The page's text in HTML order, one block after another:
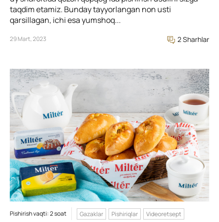
taqdim etamiz. Bunday tayyorlangan non usti
qarsillagan, ichi esa yumshoq...
29 Mart, 2023 2 Sharhlar
Pishirish vaqti: 2 soat Gazaklar Pishiriqlar Videoretsept